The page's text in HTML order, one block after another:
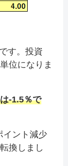
す。投資
位になりま
-1.5％で
イント減少
換しまし